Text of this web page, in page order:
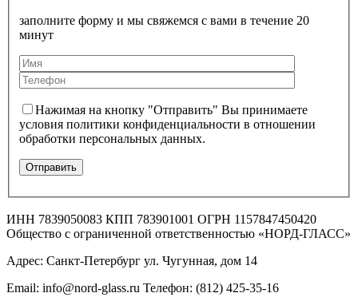
заполните форму и мы свяжемся с вами в течение 20
минут
Нажимая на кнопку "Отправить" Вы принимаете
условия политики конфиденциальности в отношении
обработки персональных данных.
ИНН 7839050083 КПП 783901001 ОГРН 1157847450420
Общество с ограниченной ответственностью «НОРД-ГЛАСС»
Адрес: Санкт-Петербург ул. Чугунная, дом 14
Email: info@nord-glass.ru Телефон: (812) 425-35-16